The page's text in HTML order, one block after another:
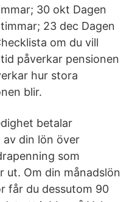
30 okt Dagen
23 dec Dagen
om du vill
påverkar pensionen
hur stora
blir.
betalar
din lön över
som
ut. Om din månadslön
får du dessutom 90